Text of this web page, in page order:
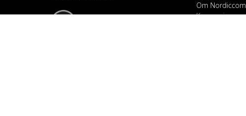
Om Nordiccom
Kampanjvaror